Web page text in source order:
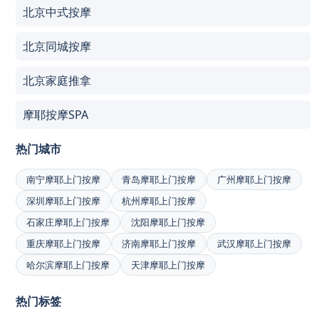
北京中式按摩
北京同城按摩
北京家庭推拿
摩耶按摩SPA
热门城市
南宁摩耶上门按摩 青岛摩耶上门按摩
广州摩耶上门按摩
深圳摩耶上门按摩
杭州摩耶上门按摩
石家庄摩耶上门按摩
沈阳摩耶上门按摩
重庆摩耶上门按摩
济南摩耶上门按摩
武汉摩耶上门按摩
哈尔滨摩耶上门按摩
天津摩耶上门按摩
热门标签